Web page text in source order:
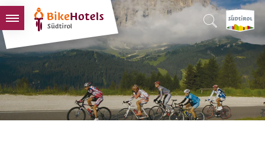
BIKEHOTELS
HOTELS & PAKETE
TOUREN & REVIERE
SÜDTIROL & WIR